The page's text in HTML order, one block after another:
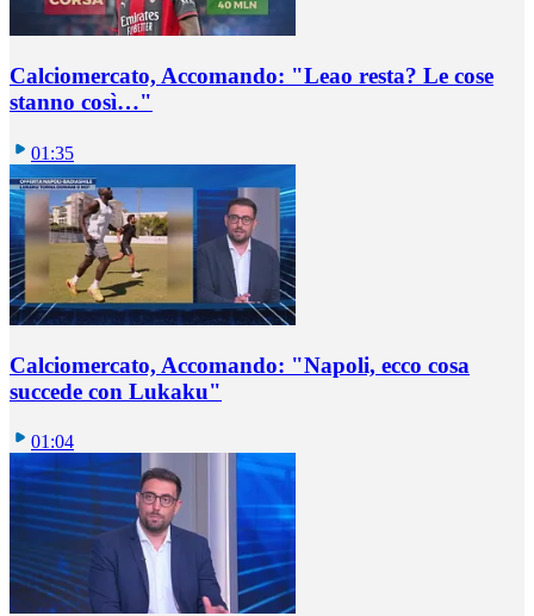
Calciomercato, Accomando: "Leao resta? Le cose
stanno così…"
01:35
Calciomercato, Accomando: "Napoli, ecco cosa
succede con Lukaku"
01:04